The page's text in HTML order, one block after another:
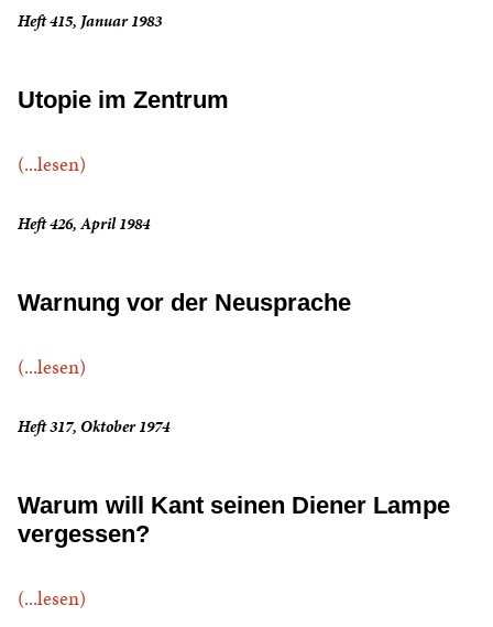
Heft 415, Januar 1983
Utopie im Zentrum
(...lesen)
Heft 426, April 1984
Warnung vor der Neusprache
(...lesen)
Heft 317, Oktober 1974
Warum will Kant seinen Diener Lampe
vergessen?
(...lesen)